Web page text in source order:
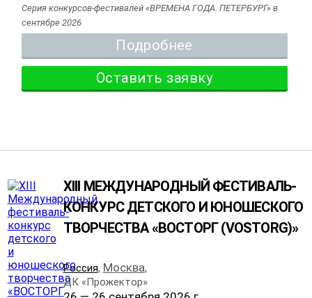
Серия конкурсов-фестивалей «ВРЕМЕНА ГОДА. ПЕТЕРБУРГ» в
сентябре 2026
Подробнее
Оставить заявку
XIII МЕЖДУНАРОДНЫЙ ФЕСТИВАЛЬ-
КОНКУРС ДЕТСКОГО И ЮНОШЕСКОГО
ТВОРЧЕСТВА «ВОСТОРГ (VOSTORG)»
Россия, Москва,
ДК «Прожектор»